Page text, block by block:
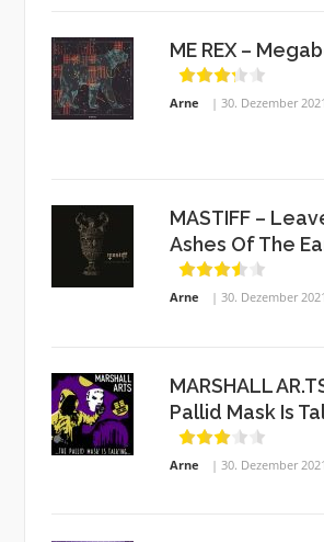
ME REX –
Arne 30. Dezember 2021
MASTIFF –
Ashes Of The
Arne 30. Dezember 2021
MARSHALL
Pallid Mask Is
Arne 30. Dezember 2021